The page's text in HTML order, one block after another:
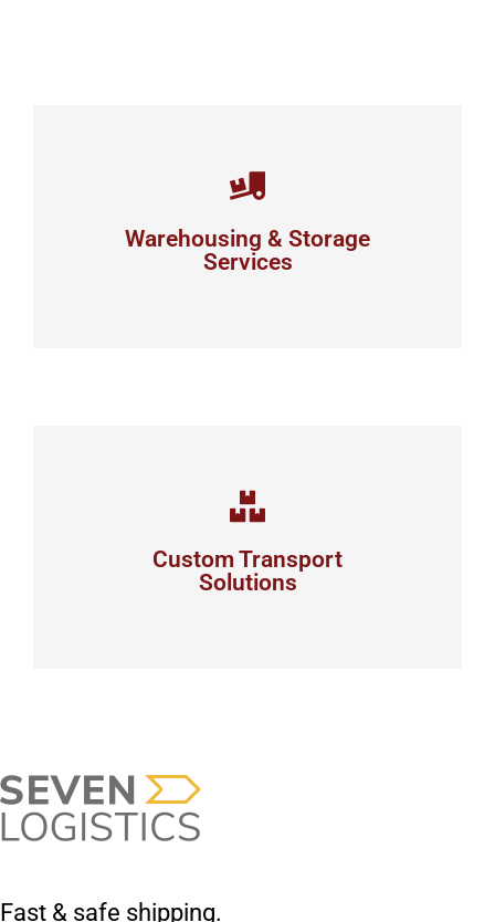
Warehousing & Storage
Services
Careful storage of your goods
View details
Custom Transport
Solutions
Complex logistic solutions for your
business
View details
Fast & safe shipping.